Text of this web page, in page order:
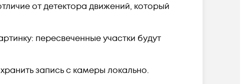
от детектора движений, который
пересвеченные участки будут
запись с камеры локально.